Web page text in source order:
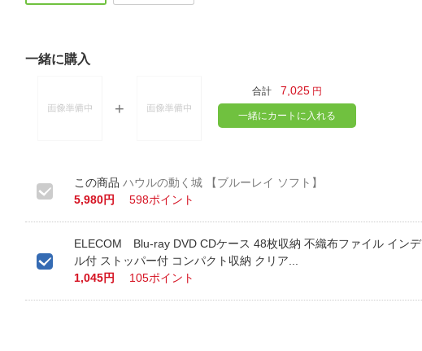
一緒に購入
合計 7,025 円
一緒にカートに入れる
ハウルの動く城 【ブルーレイ ソフト】
5,980円
598ポイント
ELECOM Blu-ray DVD CDケース 48枚収納 不織布ファイル イン
ル付 ストッパー付 コンパクト収納 クリア...
1,045円
105ポイント